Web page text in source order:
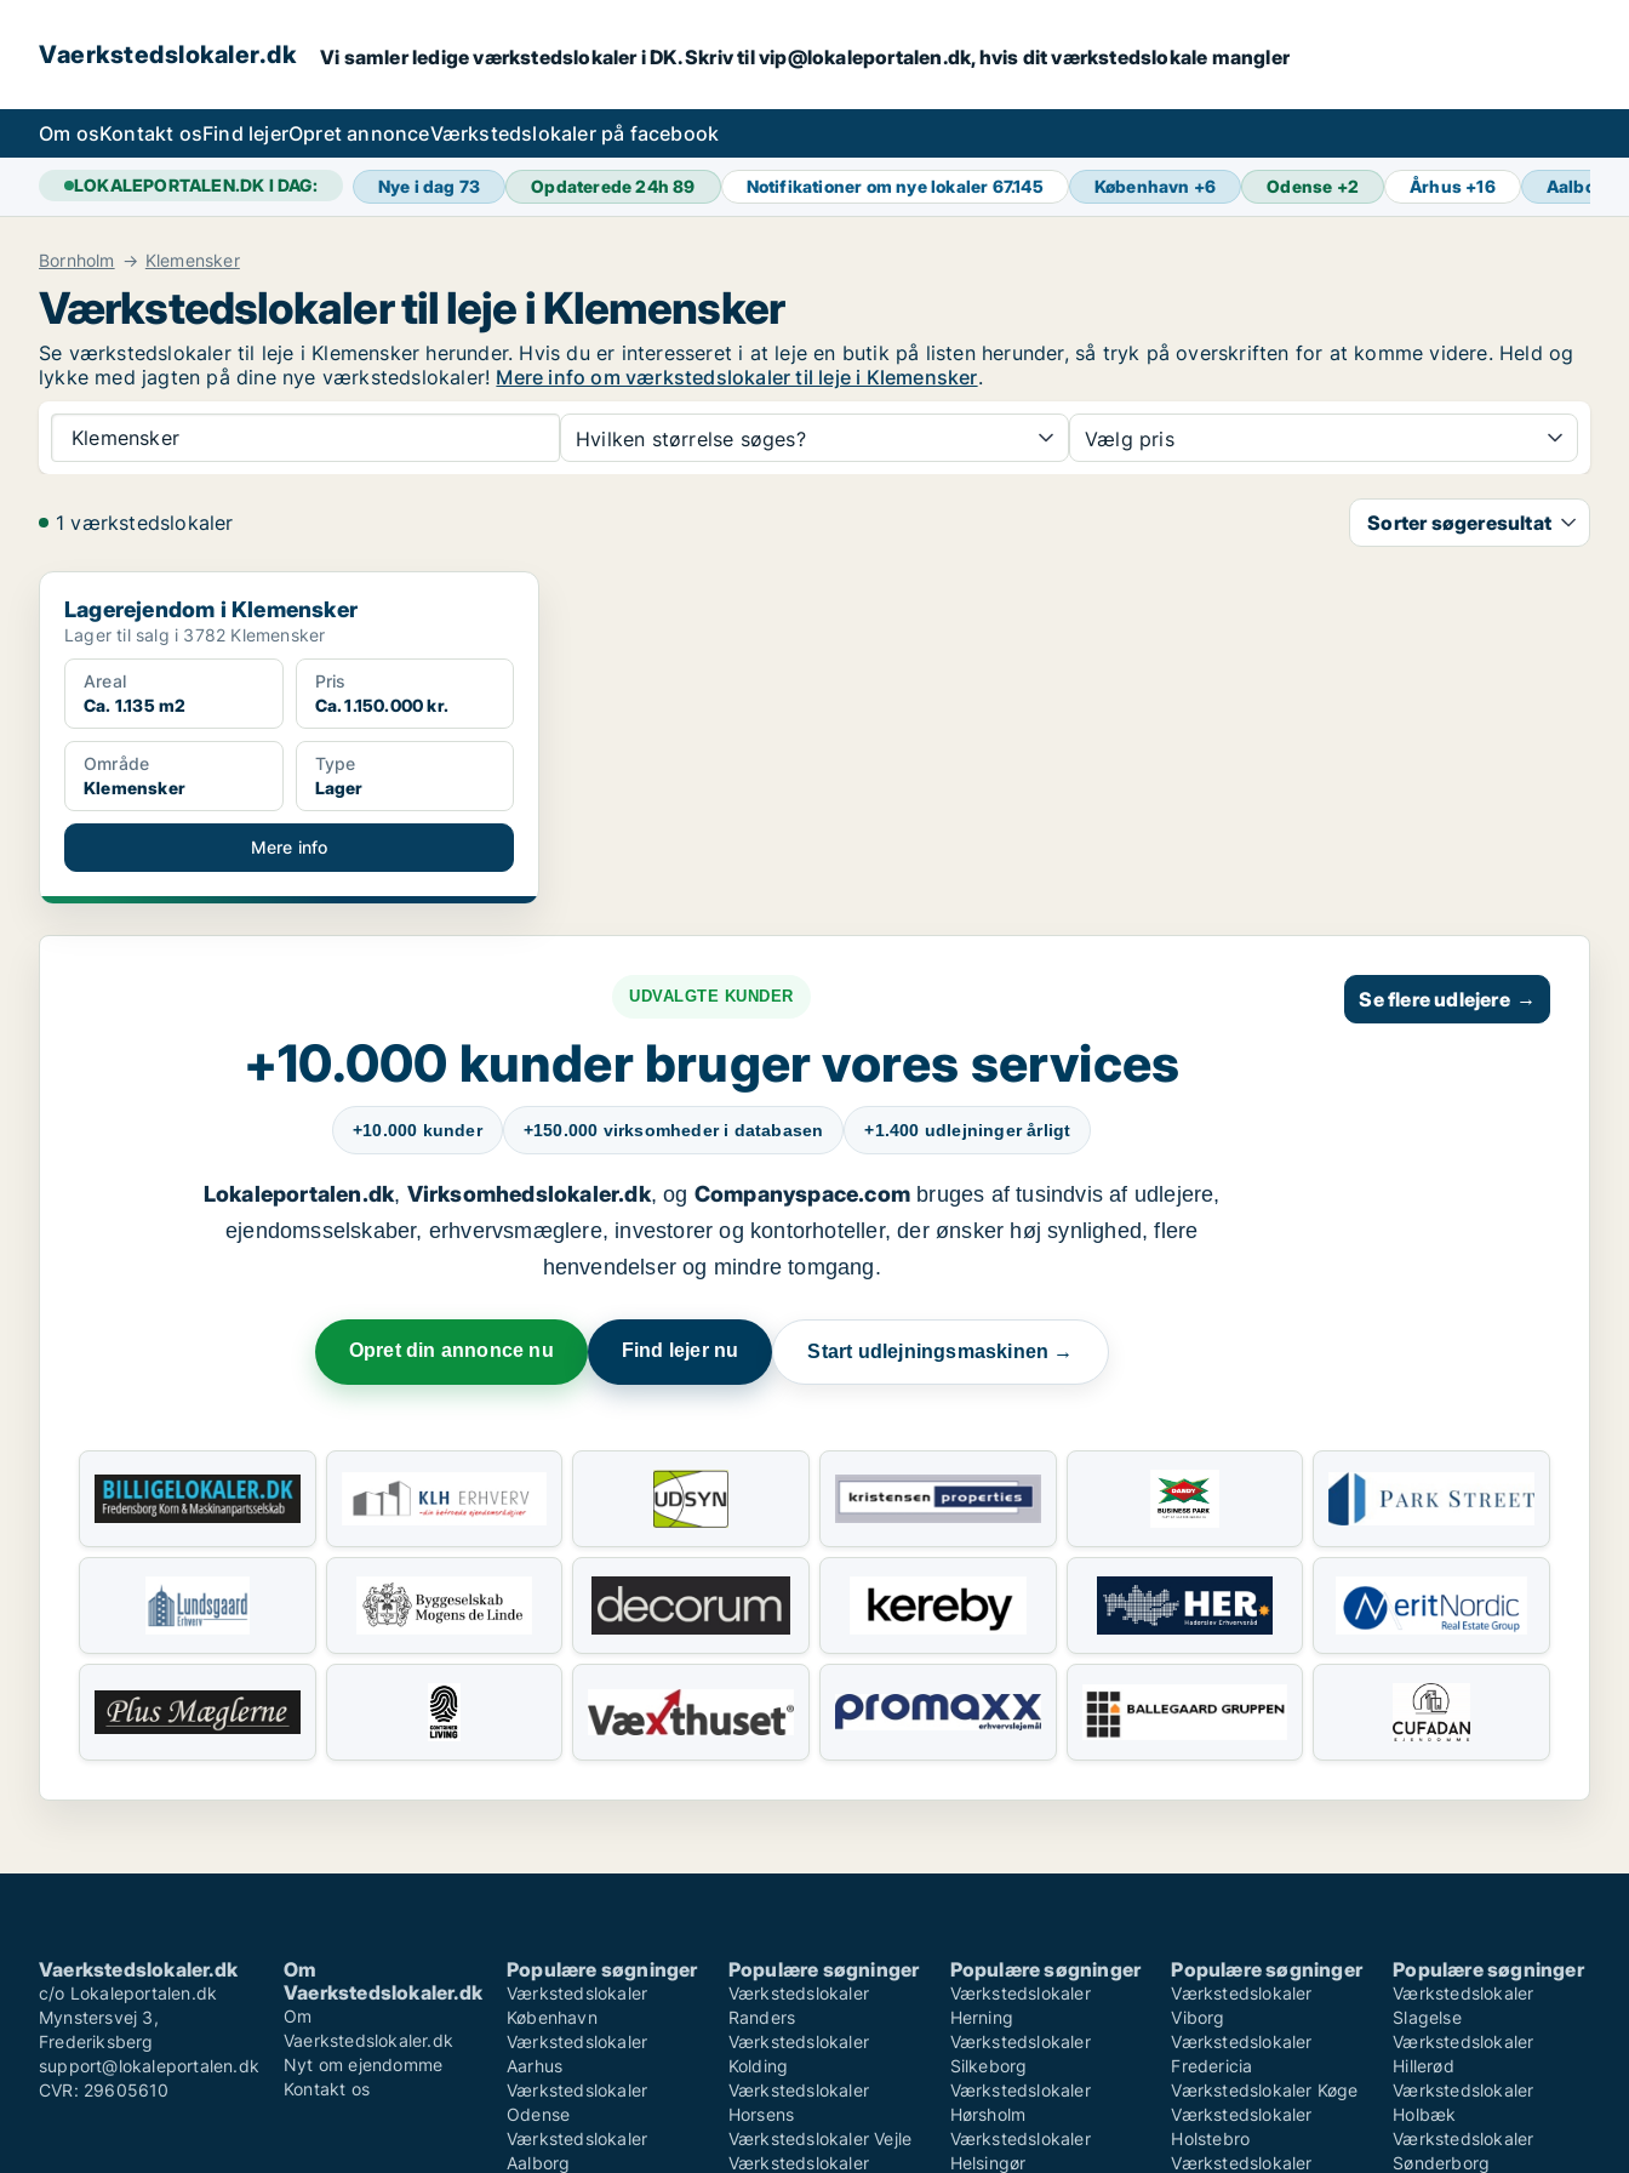
Vaerkstedslokaler.dk Vi samler ledige værkstedslokaler i DK. Skriv til vip@lokaleportalen.dk, hvis dit værkstedslokale mangler
Om osKontakt osFind lejerOpret annonceVærkstedslokaler på facebook
LOKALEPORTALEN.DK I DAG: Nye i dag 73 Opdaterede 24h89 Notifikationer om nye lokaler 67.145 København +6 Odense +2 Århus +16 Aalborg
Bornholm Klemensker
Værkstedslokaler til leje i Klemensker
Se værkstedslokaler til leje i Klemensker herunder. Hvis du er interesseret i at leje en butik på listen herunder, så tryk på overskriften for at komme videre. Held og
lykke med jagten på dine nye værkstedslokaler! Mere info om værkstedslokaler til leje i Klemensker.
Klemensker Hvilken størrelse søges? Vælg pris
1 værkstedslokaler Sorter søgeresultat
Lagerejendom i Klemensker
Lagerejendom i Klemensker
Lager til salg i 3782 Klemensker
Areal
Ca. 1.135 m2
Pris
Ca. 1.150.000 kr.
Område
Klemensker
Type
Lager
Mere info
UDVALGTE KUNDER
+10.000 kunder bruger vores services
+10.000 kunder +150.000 virksomheder i databasen +1.400 udlejninger årligt
Lokaleportalen.dk, Virksomhedslokaler.dk, og Companyspace.combruges af tusindvis af udlejere,
ejendomsselskaber, erhvervsmæglere, investorer og kontorhoteller, der ønsker høj synlighed, flere
henvendelser og mindre tomgang.
Opret din annonce nu Find lejer nu Start udlejningsmaskinen →
Se flere udlejere →
Vaerkstedslokaler.dk
c/o Lokaleportalen.dk
Mynstersvej 3,
Frederiksberg
support@lokaleportalen.dk
CVR: 29605610
Om
Vaerkstedslokaler.dk
Om
Vaerkstedslokaler.dk
Nyt om ejendomme
Kontakt os
Populære søgninger
Værkstedslokaler
København
Værkstedslokaler
Aarhus
Værkstedslokaler
Odense
Værkstedslokaler
Aalborg
Populære søgninger
Værkstedslokaler
Randers
Værkstedslokaler
Kolding
Værkstedslokaler
Horsens
Værkstedslokaler Vejle
Værkstedslokaler
Populære søgninger
Værkstedslokaler
Herning
Værkstedslokaler
Silkeborg
Værkstedslokaler
Hørsholm
Værkstedslokaler
Helsingør
Populære søgninger
Værkstedslokaler
Viborg
Værkstedslokaler
Fredericia
Værkstedslokaler Køge
Værkstedslokaler
Holstebro
Værkstedslokaler
Populære søgninger
Værkstedslokaler
Slagelse
Værkstedslokaler
Hillerød
Værkstedslokaler
Holbæk
Værkstedslokaler
Sønderborg